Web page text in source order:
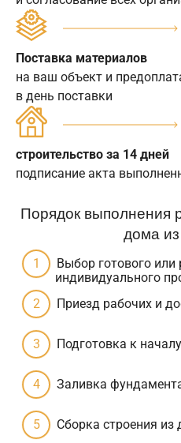
Поставка материалов
на ваш объект и
в день поставки
строительство за 14 дней
подписание акта
Порядок выполнения
дома
Выбор готового или
индивидуального
Приезд рабочих и
Подготовка к
Заливка
Сборка строения